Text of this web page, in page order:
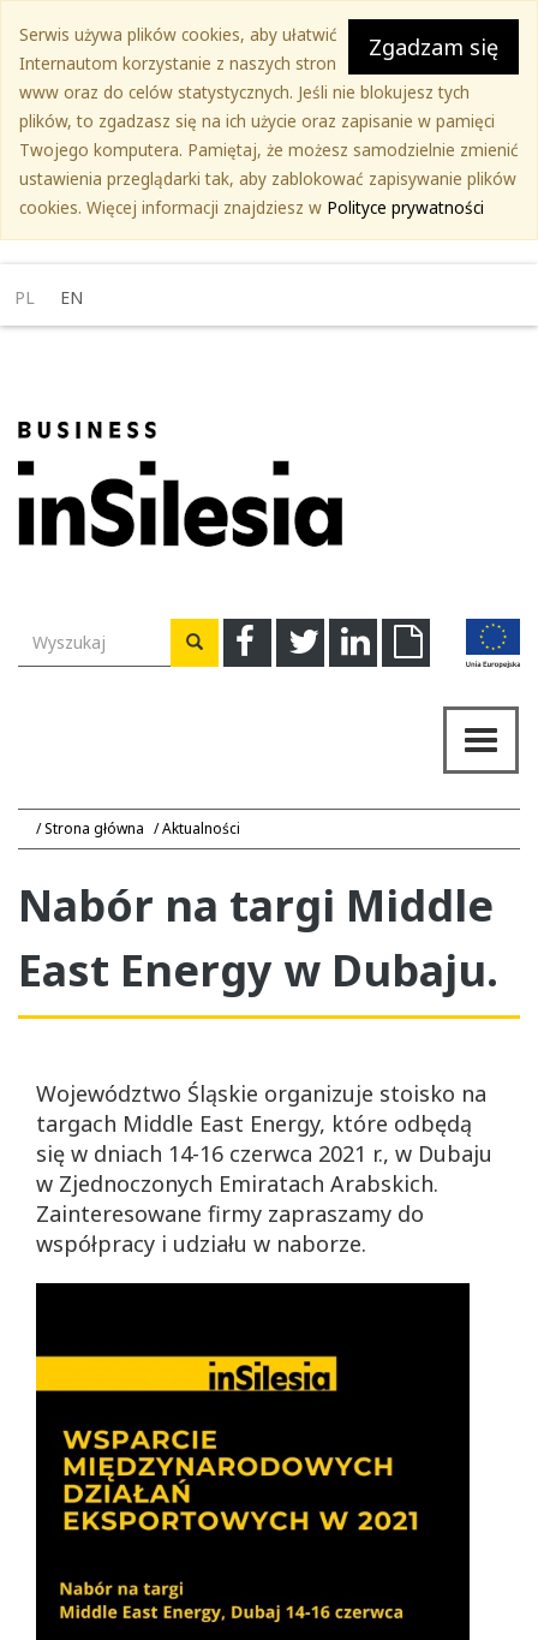
treści
głównej
Zgadzam się
Serwis używa plików cookies, aby ułatwić
Internautom korzystanie z naszych stron
www oraz do celów statystycznych. Jeśli nie blokujesz tych
plików, to zgadzasz się na ich użycie oraz zapisanie w pamięci
Twojego komputera. Pamiętaj, że możesz samodzielnie zmienić
ustawienia przeglądarki tak, aby zablokować zapisywanie plików
cookies. Więcej informacji znajdziesz w Polityce prywatności
PL EN
FacebookTwitterLinkedinDownload
Wyszukiwarka Wyszukaj
Strona główna Aktualności
Nabór na targi Middle
East Energy w Dubaju.
Województwo Śląskie organizuje stoisko na
targach Middle East Energy, które odbędą
się w dniach 14-16 czerwca 2021 r., w Dubaju
w Zjednoczonych Emiratach Arabskich.
Zainteresowane firmy zapraszamy do
współpracy i udziału w naborze.